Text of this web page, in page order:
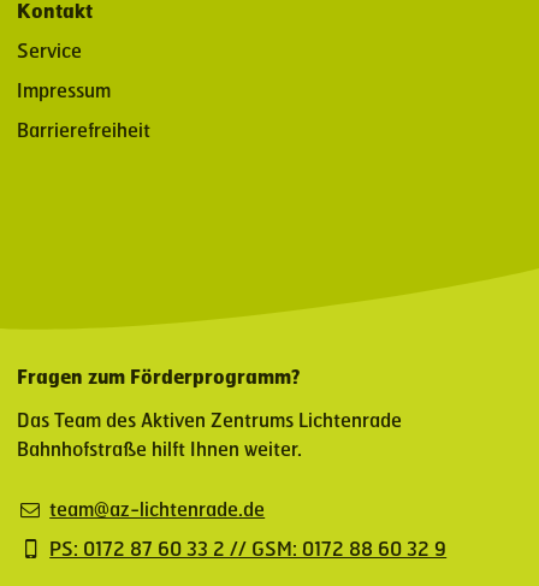
Kontakt
Service
Impressum
Barrierefreiheit
Fragen zum Förderprogramm?
Das Team des Aktiven Zentrums Lichtenrade
Bahnhofstraße hilft Ihnen weiter.
team@az-lichtenrade.de
PS: 0172 87 60 33 2 // GSM: 0172 88 60 32 9